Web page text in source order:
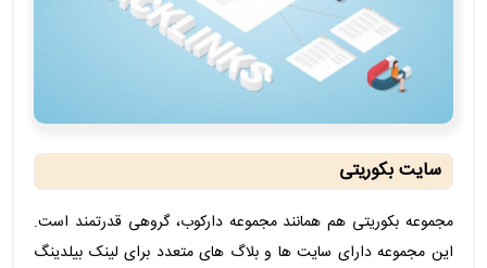
سایت بکوریتی
مجموعه بکوریتی هم همانند مجموعه دارکوب، گروهی قدرتمند است.
این مجموعه دارای سایت ها و بلاگ های متعدد برای لینک بیلدینگ